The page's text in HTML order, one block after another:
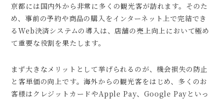
京都には国内外から非常に多くの観光客が訪れます。そのた
め、事前の予約や商品の購入をインターネット上で完結でき
るWeb決済システムの導入は、店舗の売上向上において極め
て重要な役割を果たします。
まず大きなメリットとして挙げられるのが、機会損失の防止
と客単価の向上です。海外からの観光客をはじめ、多くのお
客様はクレジットカードやApple Pay、Google Payといっ